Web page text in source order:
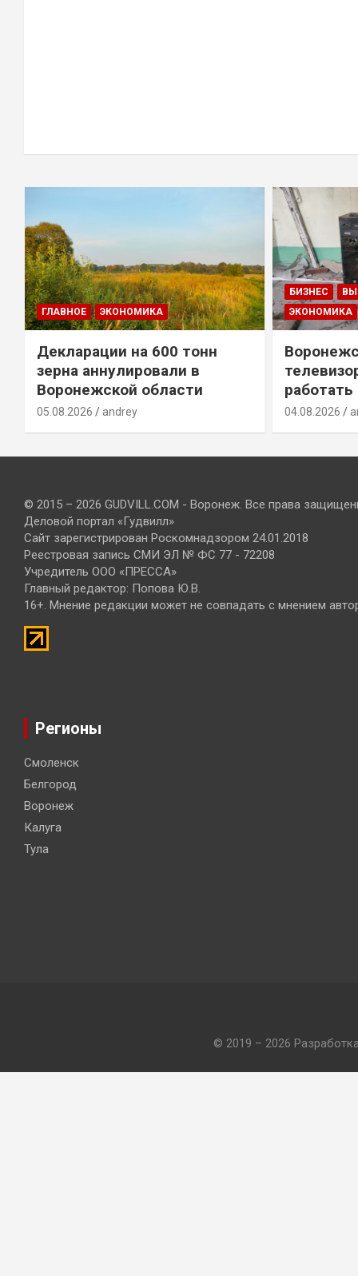
ГЛАВНОЕ ЭКОНОМИКА
Декларации на 600 тонн
зерна аннулировали в
Воронежской области
05.08.2026 andrey
БИЗНЕС
ЭКОНОМИКА
работать
04.08.2026
© 2015 – 2026 GUDVILL.COM - Воронеж. Все права
Деловой портал «Гудвилл»
Сайт зарегистрирован Роскомнадзором 24.01.2018
Реестровая запись СМИ ЭЛ № ФС 77 - 72208
Учредитель ООО «ПРЕССА»
Главный редактор: Попова Ю.В.
16+. Мнение редакции может не совпадать с мнением
Регионы
Смоленск
Белгород
Воронеж
Калуга
Тула
© 2019 – 2026